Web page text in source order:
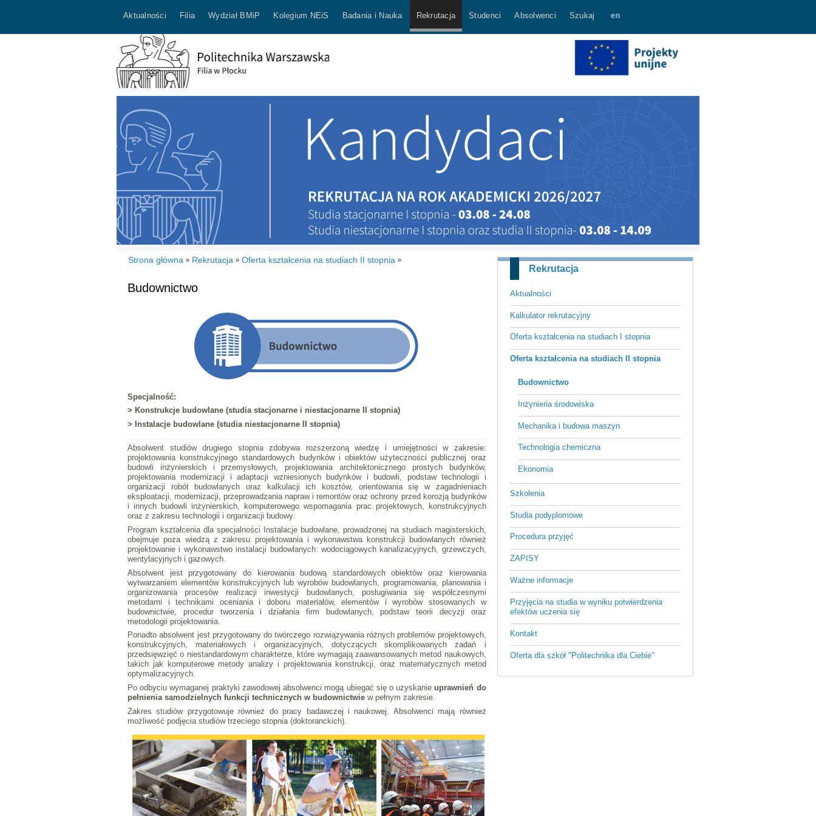
Aktualności Filia Wydział BMiP Kolegium NEiS Badania i Nauka Rekrutacja Studenci Absolwenci Szukaj
Rekrutacja
Aktualności
Kalkulator rekrutacyjny
Oferta kształcenia na studiach I stopnia
Oferta kształcenia na studiach II stopnia
Budownictwo
Inżynieria środowiska
Mechanika i budowa maszyn
Technologia chemiczna
Ekonomia
Szkolenia
Studia podyplomowe
Procedura przyjęć
ZAPISY
Ważne informacje
Przyjęcia na studia w wyniku potwierdzenia
efektów uczenia się
Kontakt
Oferta dla szkół "Politechnika dla Ciebie"
Strona główna » Rekrutacja » Oferta kształcenia na studiach II stopnia »
Budownictwo
Specjalność:
> Konstrukcje budowlane (studia stacjonarne i niestacjonarne II stopnia)
> Instalacje budowlane (studia niestacjonarne II stopnia)
Absolwent studiów drugiego stopnia zdobywa rozszerzoną wiedzę i umiejętności w zakresie:
projektowania konstrukcyjnego standardowych budynków i obiektów użyteczności publicznej oraz
budowli inżynierskich i przemysłowych, projektowania architektonicznego prostych budynków,
projektowania modernizacji i adaptacji wzniesionych budynków i budowli, podstaw technologii i
organizacji robót budowlanych oraz kalkulacji ich kosztów, orientowania się w zagadnieniach
eksploatacji, modernizacji, przeprowadzania napraw i remontów oraz ochrony przed korozją budynków
i innych budowli inżynierskich, komputerowego wspomagania prac projektowych, konstrukcyjnych
oraz z zakresu technologii i organizacji budowy.
Program kształcenia dla specjalności Instalacje budowlane, prowadzonej na studiach magisterskich,
obejmuje poza wiedzą z zakresu projektowania i wykonawstwa konstrukcji budowlanych również
projektowanie i wykonawstwo instalacji budowlanych: wodociągowych kanalizacyjnych, grzewczych,
wentylacyjnych i gazowych.
Absolwent jest przygotowany do kierowania budową standardowych obiektów oraz kierowania
wytwarzaniem elementów konstrukcyjnych lub wyrobów budowlanych, programowania, planowania i
organizowania procesów realizacji inwestycji budowlanych, posługiwania się współczesnymi
metodami i technikami oceniania i doboru materiałów, elementów i wyrobów stosowanych w
budownictwie, procedur tworzenia i działania firm budowlanych, podstaw teorii decyzji oraz
metodologii projektowania.
Ponadto absolwent jest przygotowany do twórczego rozwiązywania różnych problemów projektowych,
konstrukcyjnych, materiałowych i organizacyjnych, dotyczących skomplikowanych zadań i
przedsięwzięć o niestandardowym charakterze, które wymagają zaawansowanych metod naukowych,
takich jak komputerowe metody analizy i projektowania konstrukcji, oraz matematycznych metod
optymalizacyjnych.
Po odbyciu wymaganej praktyki zawodowej absolwenci mogą ubiegać się o uzyskanieuprawnień do
pełnienia samodzielnych funkcji technicznych w budownictwie w pełnym zakresie.
Zakres studiów przygotowuje również do pracy badawczej i naukowej. Absolwenci mają również
możliwość podjęcia studiów trzeciego stopnia (doktoranckich).